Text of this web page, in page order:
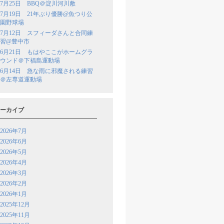
7月25日 BBQ＠淀川河川敷
7月19日 21年ぶり優勝@魚つり公
園野球場
7月12日 スフィーダさんと合同練
習@豊中市
6月21日 もはやここがホームグラ
ウンド＠下福島運動場
6月14日 急な雨に邪魔される練習
＠左専道運動場
カイブ
2026年7月
2026年6月
2026年5月
2026年4月
2026年3月
2026年2月
2026年1月
2025年12月
2025年11月